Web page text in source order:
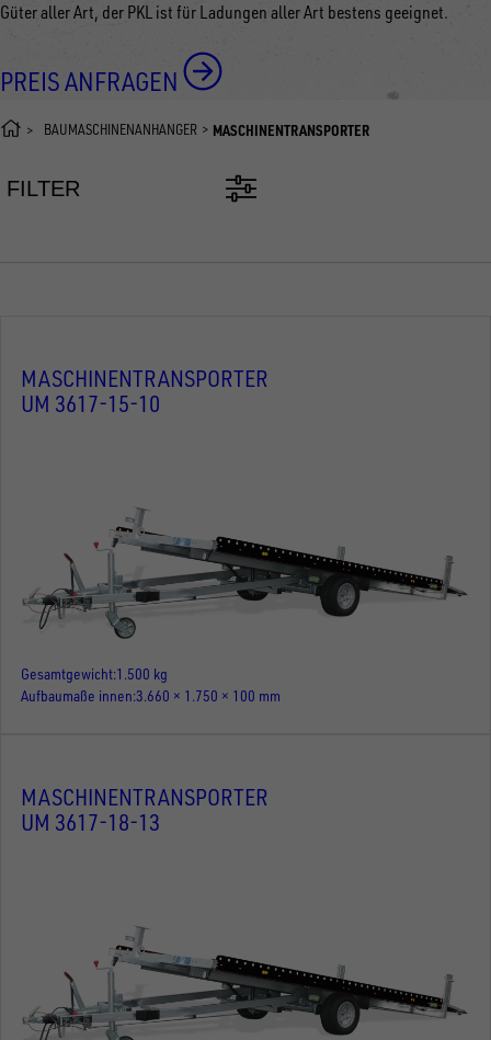
Güter aller Art, der PKL ist für Ladungen aller Art bestens geeignet.
PREIS ANFRAGEN
BAUMASCHINENANHÄNGER MASCHINENTRANSPORTER
FILTER
MASCHINENTRANSPORTER
UM 3617-15-10
Gesamtgewicht 1.500 kg
Aufbaumaße innen 3.660 × 1.750 × 100 mm
MASCHINENTRANSPORTER
UM 3617-18-13